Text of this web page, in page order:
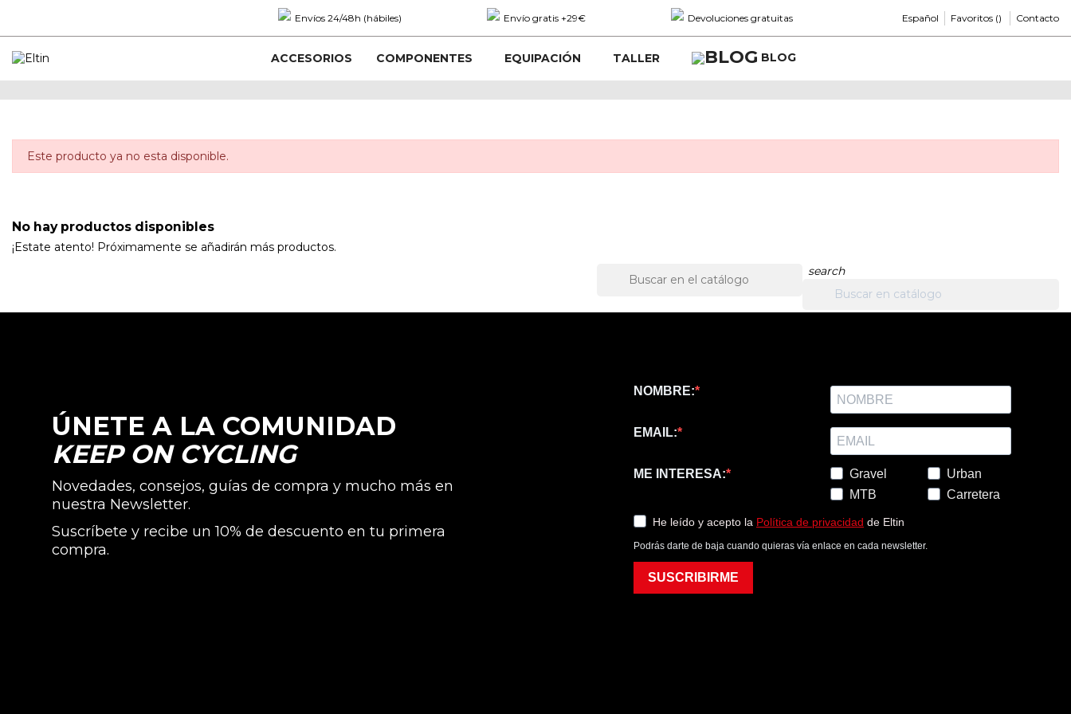
Envíos 24/48h (hábiles) Envío gratis +29€ Devoluciones gratuitas Español Favoritos () Contacto
ACCESORIOS COMPONENTES EQUIPACIÓN TALLER BLOG
Este producto ya no esta disponible.
No hay productos disponibles
¡Estate atento! Próximamente se añadirán más productos.
search
ÚNETE A LA COMUNIDAD
KEEP ON CYCLING
Novedades, consejos, guías de compra y mucho más en
nuestra Newsletter.
Suscríbete y recibe un 10% de descuento en tu primera
compra.
NOMBRE:
EMAIL:
ME INTERESA:
Gravel
MTB
Urban
Carretera
He leído y acepto la Política de privacidad de Eltin
Podrás darte de baja cuando quieras vía enlace en cada newsletter.
SUSCRIBIRME